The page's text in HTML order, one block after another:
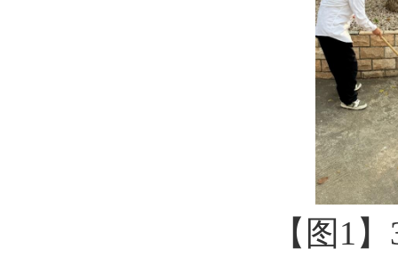
【图 1 】